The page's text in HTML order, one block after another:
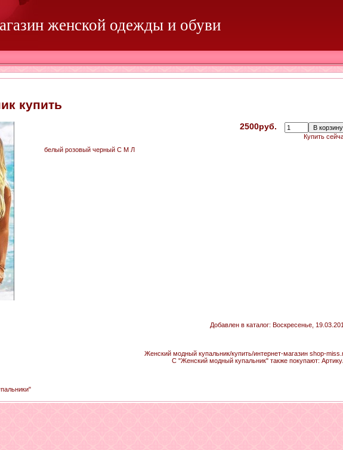
женской одежды и обуви
купить
2500руб.
белый розовый черный С М Л
Купить
Добавлен в каталог: Воскресенье,
Женский модный купальник/купить/интернет-магазин shop-
С "Женский модный купальник" также покупают: